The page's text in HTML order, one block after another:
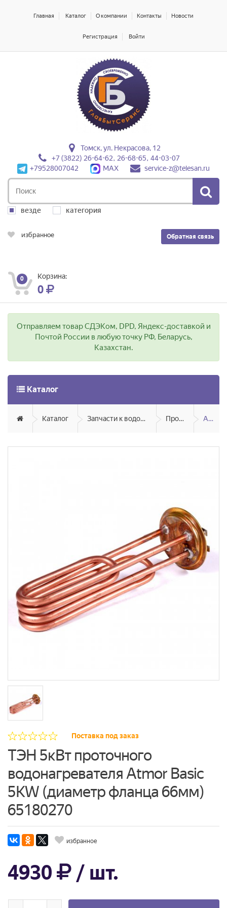
Главная Каталог О компании Контакты Новости
Регистрация Войти
Томск, ул. Некрасова, 12
+7 (3822) 26-64-62, 26-68-65, 44-03-07
+79528007042
MAX service-z@telesan.ru
везде категория
Обратная связь
избранное
0 Корзина:
0
Отправляем товар СДЭКом, DPD, Яндекс-доставкой и
Почтой России в любую точку РФ, Беларусь,
Казахстан.
Каталог
Каталог Запчасти к водонагревателям Проточные Atmor
Поставка под заказ
ТЭН 5кВт проточного
водонагревателя Atmor Basic
5KW (диаметр фланца 66мм)
65180270
избранное
4930 / шт.